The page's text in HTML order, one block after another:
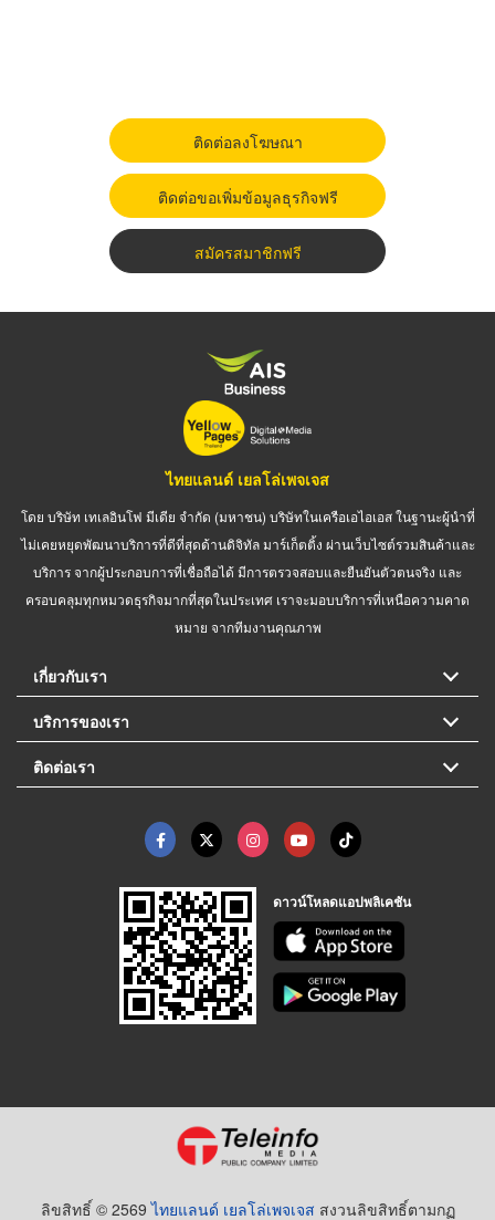
ติดต่อลงโฆษณา
ติดต่อขอเพิ่มข้อมูลธุรกิจฟรี
สมัครสมาชิกฟรี
ไทยแลนด์ เยลโล่เพจเจส
โดย บริษัท เทเลอินโฟ มีเดีย จำกัด (มหาชน) บริษัทในเครือเอไอเอส ในฐานะผู้นำที่
ไม่เคยหยุดพัฒนาบริการที่ดีที่สุดด้านดิจิทัล มาร์เก็ตติ้ง ผ่านเว็บไซต์รวมสินค้าและ
บริการ จากผู้ประกอบการที่เชื่อถือได้ มีการตรวจสอบและยืนยันตัวตนจริง และ
ครอบคลุมทุกหมวดธุรกิจมากที่สุดในประเทศ เราจะมอบบริการที่เหนือความคาด
หมาย จากทีมงานคุณภาพ
เกี่ยวกับเรา
บริการของเรา
ติดต่อเรา
ดาวน์โหลดแอปพลิเคชัน
ลิขสิทธิ์ © 2569ไทยแลนด์ เยลโล่เพจเจส สงวนลิขสิทธิ์ตามกฏ